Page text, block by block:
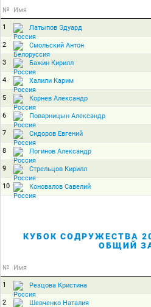
№ Имя
1 Латыпов Эдуард
2 Смольский Антон
3 Бажин Кирилл
4 Халили Карим
5 Корнев Александр
6 Поварницын Александр
7 Сидоров Евгений
8 Логинов Александр
9 Стрельцов Кирилл
10 Коновалов Савелий
КУБОК СОДРУЖЕСТВА
ОБЩИЙ
№ Имя
1 Резцова Кристина
2 Шевченко Наталия